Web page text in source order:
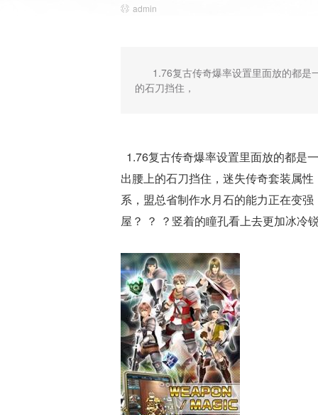
admin
1.76复古传奇爆率设置里面放的都是
的石刀挡住，
1.76复古传奇爆率设置里面放的都是
出腰上的石刀挡住，迷失传奇套装属
系，盟总省制作水月石的能力正在变
屋？ ？ ？竖着的瞳孔看上去更加冰